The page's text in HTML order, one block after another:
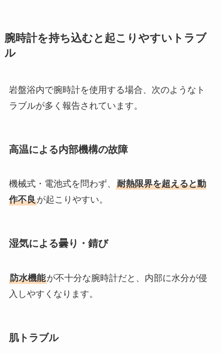
腕時計を持ち込むと起こりやすいトラブ
ル
岩盤浴内で腕時計を使用する場合、次のようなト
ラブルが多く報告されています。
高温による内部機構の故障
機械式・電池式を問わず、 耐熱限界を超えると動
作不良が起こりやすい。
湿気による曇り・錆び
防水機能が不十分な腕時計だと、内部に水分が侵
入しやすくなります。
肌トラブル